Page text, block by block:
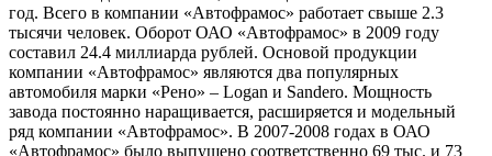
год. Всего в компании «Автофрамос» работает свыше 2.3
тысячи человек. Оборот ОАО «Автофрамос» в 2009 году
составил 24.4 миллиарда рублей. Основой продукции
компании «Автофрамос» являются два популярных
автомобиля марки «Рено» – Logan и Sandero. Мощность
завода постоянно наращивается, расширяется и модельный
ряд компании «Автофрамос». В 2007-2008 годах в ОАО
«Автофрамос» было выпущено соответственно 69 тыс. и 73